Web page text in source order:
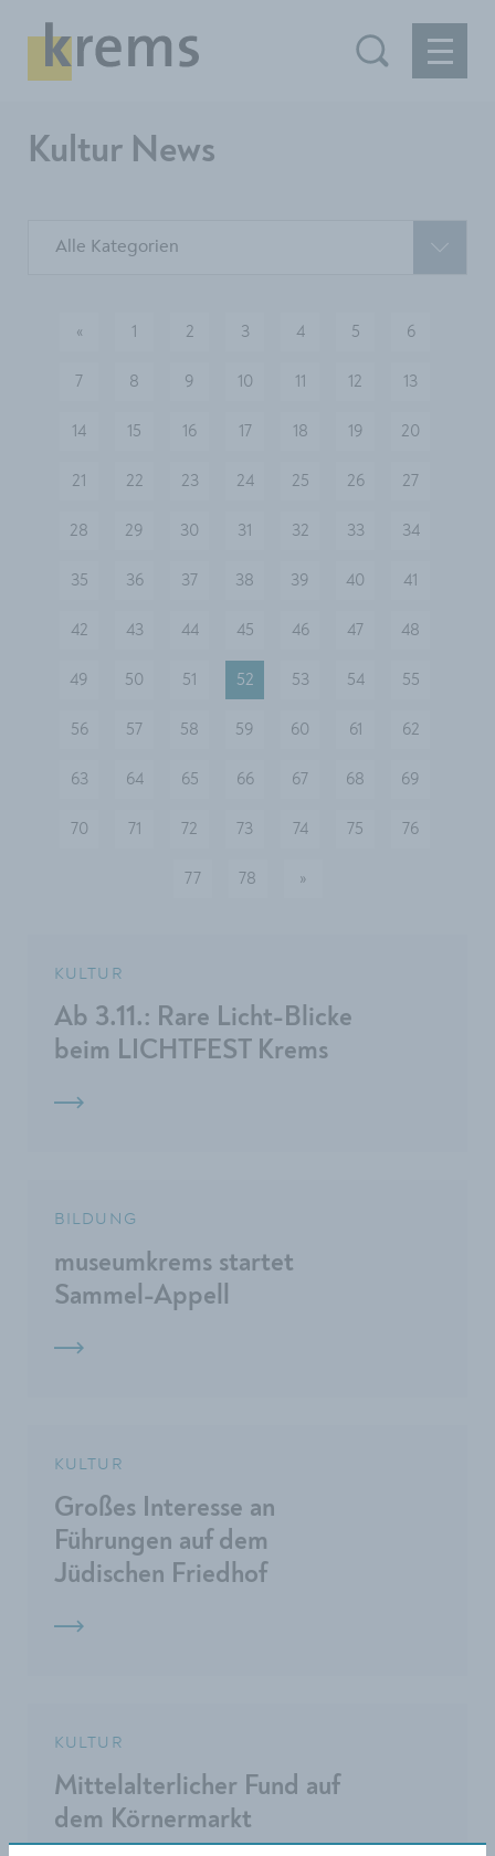
Kultur News
Alle Kategorien
vorherige
« 1 2 3 4 5 6
7 8 9 10 11 12 13
14 15 16 17 18 19 20
21 22 23 24 25 26 27
28 29 30 31 32 33 34
35 36 37 38 39 40 41
42 43 44 45 46 47 48
49 50 51 52 53 54 55
56 57 58 59 60 61 62
63 64 65 66 67 68 69
70 71 72 73 74 75 76
77 78 »
KULTUR
Ab 3.11.: Rare Licht-Blicke
beim LICHTFEST Krems
BILDUNG
museumkrems startet
Sammel-Appell
KULTUR
Großes Interesse an
Führungen auf dem
Jüdischen Friedhof
KULTUR
Mittelalterlicher Fund auf
dem Körnermarkt